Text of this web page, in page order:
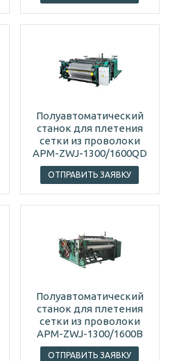
Полуавтоматический
станок для плетения
сетки из проволоки
APM-ZWJ-1300/1600QD
ОТПРАВИТЬ ЗАЯВКУ
Полуавтоматический
станок для плетения
сетки из проволоки
APM-ZWJ-1300/1600B
ОТПРАВИТЬ ЗАЯВКУ